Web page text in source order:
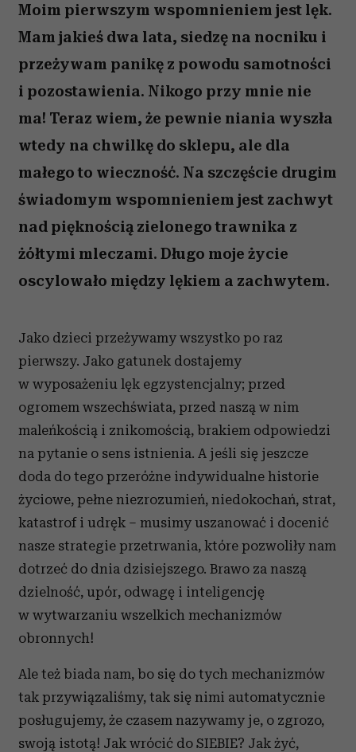
Moim pierwszym wspomnieniem jest lęk.
Mam jakieś dwa lata, siedzę na nocniku i
przeżywam panikę z powodu samotności
i pozostawienia. Nikogo przy mnie nie
ma! Teraz wiem, że pewnie niania wyszła
wtedy na chwilkę do sklepu, ale dla
małego to wieczność. Na szczęście drugim
świadomym wspomnieniem jest zachwyt
nad pięknością zielonego trawnika z
żółtymi mleczami. Długo moje życie
oscylowało między lękiem a zachwytem.
Jako dzieci przeżywamy wszystko po raz
pierwszy. Jako gatunek dostajemy
w wyposażeniu lęk egzystencjalny; przed
ogromem wszechświata, przed naszą w nim
maleńkością i znikomością, brakiem odpowiedzi
na pytanie o sens istnienia. A jeśli się jeszcze
doda do tego przeróżne indywidualne historie
życiowe, pełne niezrozumień, niedokochań, strat,
katastrof i udręk – musimy uszanować i docenić
nasze strategie przetrwania, które pozwoliły nam
dotrzeć do dnia dzisiejszego. Brawo za naszą
dzielność, upór, odwagę i inteligencję
w wytwarzaniu wszelkich mechanizmów
obronnych!
Ale też biada nam, bo się do tych mechanizmów
tak przywiązaliśmy, tak się nimi automatycznie
posługujemy, że czasem nazywamy je, o zgrozo,
swoją istotą! Jak wrócić do SIEBIE? Jak żyć,